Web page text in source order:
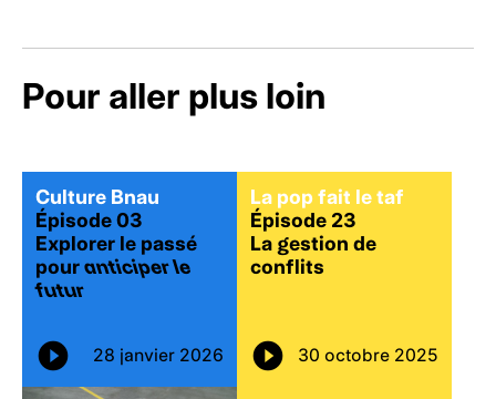
Pour aller plus loin
Culture Bnau
Épisode 03
Explorer le passé
pouranticiper le
futur
28 janvier 2026
La pop fait le taf
Épisode 23
La gestion de
conflits
30 octobre 2025